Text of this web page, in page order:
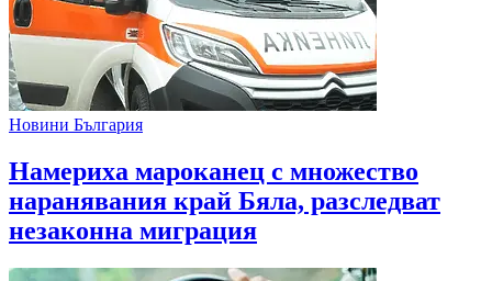
Новини България
Намериха мароканец с множество
наранявания край Бяла, разследват
незаконна миграция